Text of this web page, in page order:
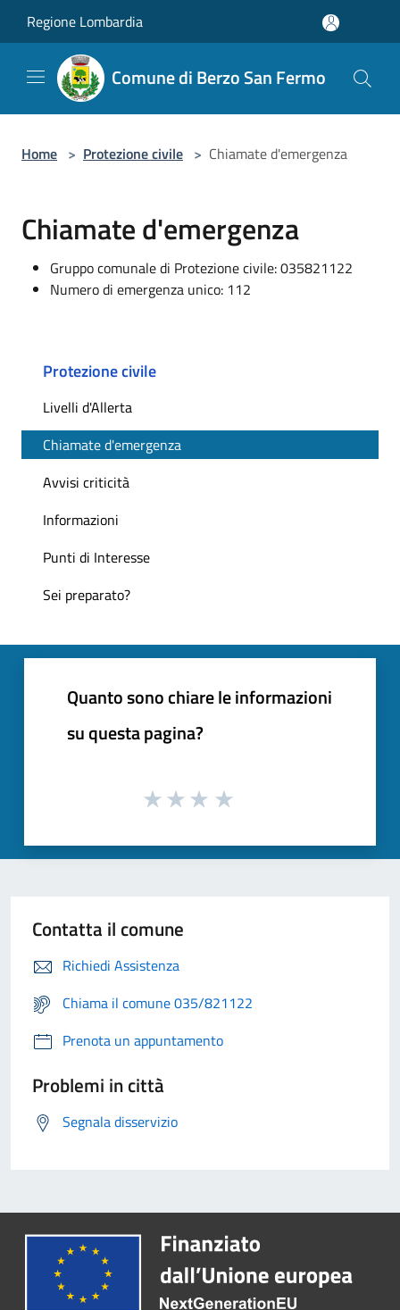
Regione Lombardia
Comune di Berzo San Fermo
Home > Protezione civile > Chiamate d'emergenza
Chiamate d'emergenza
Gruppo comunale di Protezione civile: 035821122
Numero di emergenza unico: 112
Protezione civile
Livelli d'Allerta
Chiamate d'emergenza
Avvisi criticità
Informazioni
Punti di Interesse
Sei preparato?
Quanto sono chiare le informazioni
su questa pagina?
Contatta il comune
Richiedi Assistenza
Chiama il comune 035/821122
Prenota un appuntamento
Problemi in città
Segnala disservizio